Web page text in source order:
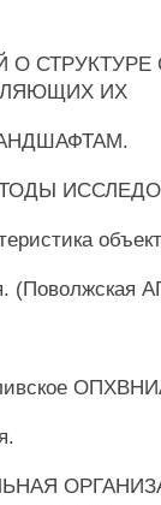
О
ИХ
(Поволжская